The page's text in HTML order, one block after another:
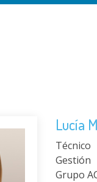
Lucía
Grupo